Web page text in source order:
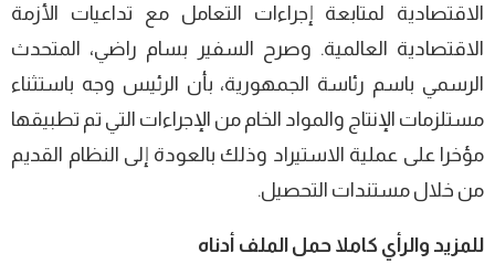
الاقتصادية لمتابعة إجراءات التعامل مع تداعيات الأزمة
الاقتصادية العالمية. وصرح السفير بسام راضي، المتحدث
الرسمي باسم رئاسة الجمهورية، بأن الرئيس وجه باستثناء
مستلزمات الإنتاج والمواد الخام من الإجراءات التي تم تطبيقها
مؤخرا على عملية الاستيراد وذلك بالعودة إلى النظام القديم
من خلال مستندات التحصيل.
للمزيد والرأي كاملا حمل الملف أدناه